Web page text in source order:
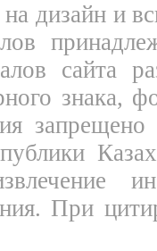
дизайн и
сайта
знака,
При